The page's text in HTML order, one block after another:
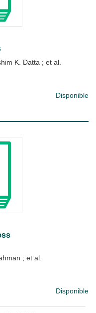
K. Datta ; et al.
Disponible
; et al.
Disponible